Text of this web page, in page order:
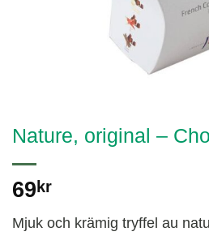
Nature, original –
69 kr
Mjuk och krämig tryffel au